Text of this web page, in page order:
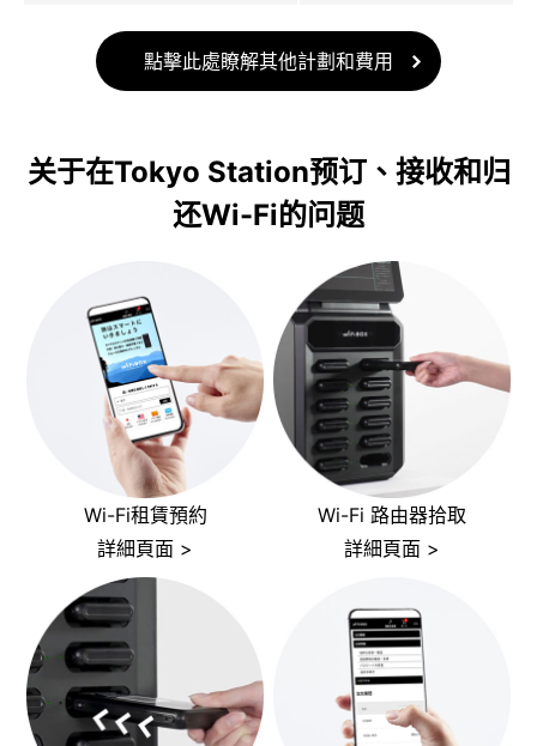
點擊此處瞭解其他計劃和費用
关于在Tokyo Station预订、接收和归
还Wi-Fi的问题
Wi-Fi租賃預約
詳細頁面 >
Wi-Fi 路由器拾取
詳細頁面 >